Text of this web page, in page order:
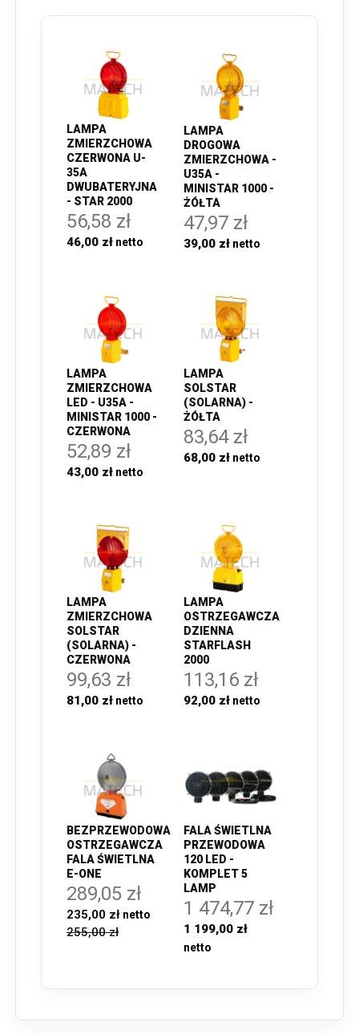
LAMPA
ZMIERZCHOWA
CZERWONA U-
35A
DWUBATERYJNA
- STAR 2000
56,58 zł
46,00 zł
LAMPA
DROGOWA
ZMIERZCHOWA -
U35A -
MINISTAR 1000 -
ŻÓŁTA
47,97 zł
39,00 zł
LAMPA
ZMIERZCHOWA
LED - U35A -
MINISTAR 1000 -
CZERWONA
52,89 zł
43,00 zł
LAMPA
SOLSTAR
(SOLARNA) -
ŻÓŁTA
83,64 zł
68,00 zł
LAMPA
ZMIERZCHOWA
SOLSTAR
(SOLARNA) -
CZERWONA
99,63 zł
81,00 zł
LAMPA
OSTRZEGAWCZA
DZIENNA
STARFLASH
2000
113,16 zł
92,00 zł
BEZPRZEWODOWA
OSTRZEGAWCZA
FALA ŚWIETLNA
E-ONE
289,05 zł
235,00 zł
255,00 zł
FALA ŚWIETLNA
PRZEWODOWA
120 LED -
KOMPLET 5
LAMP
1 474,77 zł
1 199,00 zł